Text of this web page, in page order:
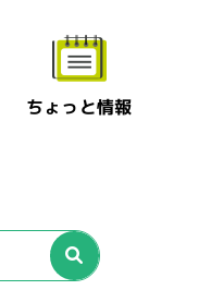
ちょっと情報